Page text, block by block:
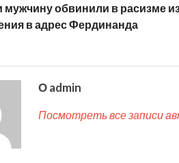
мужчину обвинили в расизме
в адрес Фердинанда
О admin
Посмотреть все записи